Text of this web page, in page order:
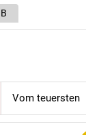
B
(70)
Vom teuersten